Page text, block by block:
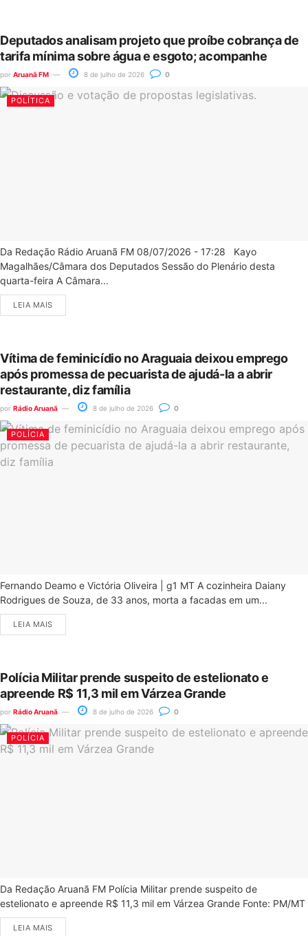
Deputados analisam projeto que proíbe cobrança de
tarifa mínima sobre água e esgoto; acompanhe
por Aruanã FM 8 de julho de 2026 0
POLÍTICA
Da Redação Rádio Aruanã FM 08/07/2026 - 17:28 Kayo
Magalhães/Câmara dos Deputados Sessão do Plenário desta
quarta-feira A Câmara...
LEIA MAIS
Vítima de feminicídio no Araguaia deixou emprego
após promessa de pecuarista de ajudá-la a abrir
restaurante, diz família
por Rádio Aruanã 8 de julho de 2026 0
POLÍCIA
Fernando Deamo e Victória Oliveira | g1 MT A cozinheira Daiany
Rodrigues de Souza, de 33 anos, morta a facadas em um...
LEIA MAIS
Polícia Militar prende suspeito de estelionato e
apreende R$ 11,3 mil em Várzea Grande
por Rádio Aruanã 8 de julho de 2026 0
POLÍCIA
Da Redação Aruanã FM Polícia Militar prende suspeito de
estelionato e apreende R$ 11,3 mil em Várzea Grande Fonte: PM/MT
LEIA MAIS